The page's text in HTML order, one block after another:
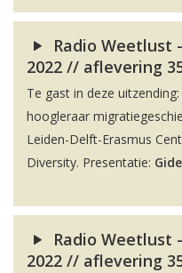
Radio Weetlust
2022 // aflevering
Te gast in deze
hoogleraar
Leiden-Delft-Erasmus
Diversity. Presentatie:
Radio Weetlust
2022 // aflevering